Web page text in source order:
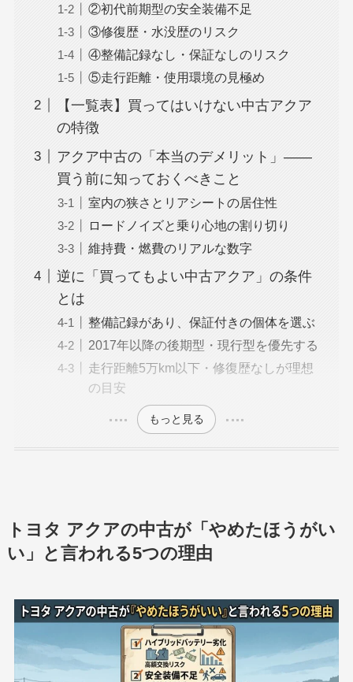
②初代前期型の安全装備不足
③修復歴・水没歴のリスク
④整備記録なし・保証なしのリスク
⑤走行距離・使用環境の見極め
【一覧表】買ってはいけない中古アクア
の特徴
アクア中古の「本当のデメリット」——
買う前に知っておくべきこと
室内の狭さとリアシートの居住性
ロードノイズと乗り心地の割り切り
維持費・燃費のリアルな数字
逆に「買ってもよい中古アクア」の条件
とは
整備記録があり、保証付きの個体を選ぶ
2017年以降の後期型・現行型を優先する
走行距離5万km以下・修復歴なしが理想
の目安
もっと見る
トヨタ アクアの中古が「やめたほうがい
い」と言われる5つの理由